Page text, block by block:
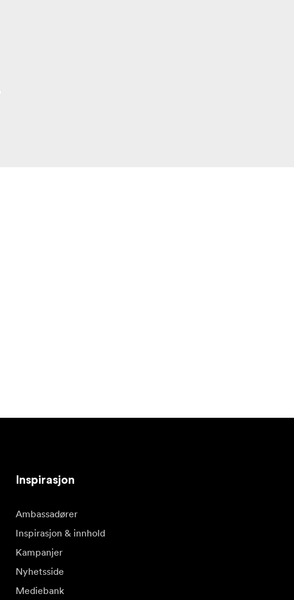
Inspirasjon
Ambassadører
Inspirasjon & innhold
Kampanjer
Nyhetsside
Mediebank